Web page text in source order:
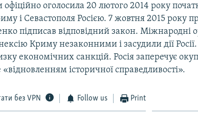
оголосила 20 лютого 2014 року
і Севастополя Росією. 7 жовтня 2015 року
підписав відповідний закон. Міжнародні
Криму незаконними і засудили дії
економічних санкцій. Росія заперечує
«відновленням історичної справедливості».
без VPN Follow us Print